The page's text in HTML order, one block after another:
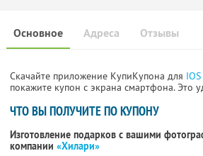
Основное Отзывы
Адреса
Скачайте приложение КупиКупона для IOS
покажите купон с экрана смартфона. Это
ЧТО ВЫ ПОЛУЧИТЕ ПО КУПОНУ
Изготовление подарков с вашими
компании «Хилари»